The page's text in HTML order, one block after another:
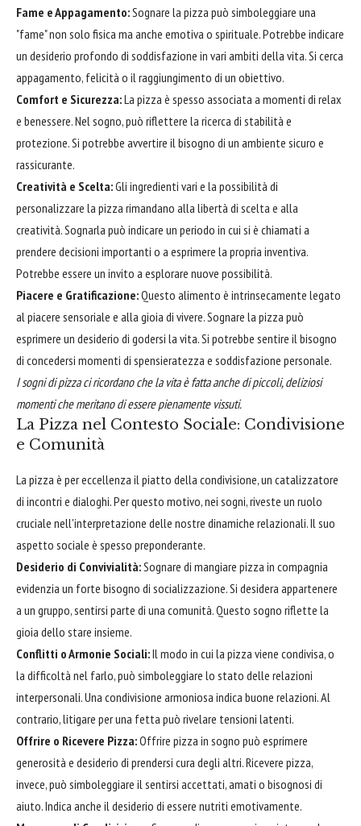
Fame e Appagamento:Sognare la pizza può simboleggiare una
"fame" non solo fisica ma anche emotiva o spirituale. Potrebbe indicare
un desiderio profondo di soddisfazione in vari ambiti della vita. Si cerca
appagamento, felicità o il raggiungimento di un obiettivo.
Comfort e Sicurezza:La pizza è spesso associata a momenti di relax
e benessere. Nel sogno, può riflettere la ricerca di stabilità e
protezione. Si potrebbe avvertire il bisogno di un ambiente sicuro e
rassicurante.
Creatività e Scelta:Gli ingredienti vari e la possibilità di
personalizzare la pizza rimandano alla libertà di scelta e alla
creatività. Sognarla può indicare un periodo in cui si è chiamati a
prendere decisioni importanti o a esprimere la propria inventiva.
Potrebbe essere un invito a esplorare nuove possibilità.
Piacere e Gratificazione:Questo alimento è intrinsecamente legato
al piacere sensoriale e alla gioia di vivere. Sognare la pizza può
esprimere un desiderio di godersi la vita. Si potrebbe sentire il bisogno
di concedersi momenti di spensieratezza e soddisfazione personale.
I sogni di pizza ci ricordano che la vita è fatta anche di piccoli, deliziosi
momenti che meritano di essere pienamente vissuti.
La Pizza nel Contesto Sociale: Condivisione
e Comunità
La pizza è per eccellenza il piatto della condivisione, un catalizzatore
di incontri e dialoghi. Per questo motivo, nei sogni, riveste un ruolo
cruciale nell'interpretazione delle nostre dinamiche relazionali. Il suo
aspetto sociale è spesso preponderante.
Desiderio di Convivialità:Sognare di mangiare pizza in compagnia
evidenzia un forte bisogno di socializzazione. Si desidera appartenere
a un gruppo, sentirsi parte di una comunità. Questo sogno riflette la
gioia dello stare insieme.
Conflitti o Armonie Sociali:Il modo in cui la pizza viene condivisa, o
la difficoltà nel farlo, può simboleggiare lo stato delle relazioni
interpersonali. Una condivisione armoniosa indica buone relazioni. Al
contrario, litigare per una fetta può rivelare tensioni latenti.
Offrire o Ricevere Pizza:Offrire pizza in sogno può esprimere
generosità e desiderio di prendersi cura degli altri. Ricevere pizza,
invece, può simboleggiare il sentirsi accettati, amati o bisognosi di
aiuto. Indica anche il desiderio di essere nutriti emotivamente.